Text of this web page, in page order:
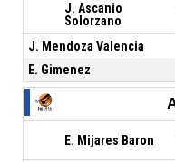
J. Ascanio
Solorzano
J. Mendoza Valencia
E. Gimenez
E. Mijares Baron